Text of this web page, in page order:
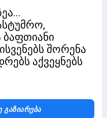
ბაფთიანი
შორენა
აქვეყნებს
Გაზიარება